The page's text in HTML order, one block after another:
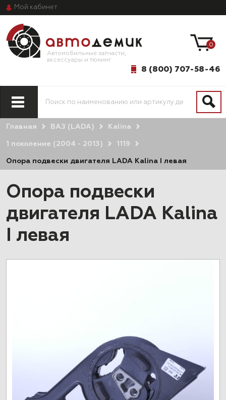
Мой кабинет
Автомобильные запчасти,
аксессуары и тюнинг
8 (800) 707-58-46
0
Главная ВАЗ (LADA) Kalina
1 поколение (2004 - 2013) 1119
Опора подвески двигателя LADA Kalina I левая
Опора подвески
двигателя LADA Kalina
I левая